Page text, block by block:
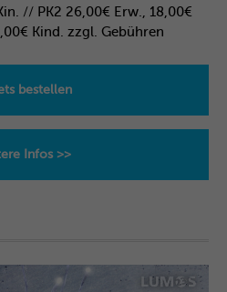
// PK2 26,00€ Erw., 18,00€
Kind. zzgl. Gebühren
bestellen
Infos >>